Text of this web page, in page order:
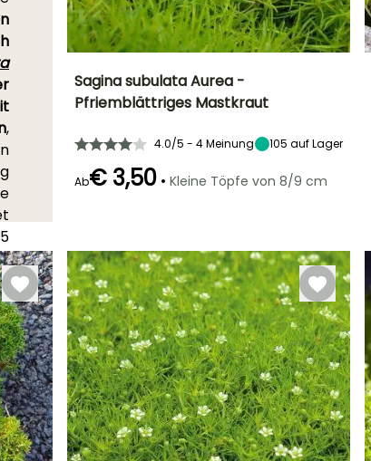
,
Schatten
März für Mai,
September für
Oktober
Sagina subulata Aurea -
Pfriemblättriges Mastkraut
4.0/5 - 4 Meinung 105 auf Lager
Ab€ 3,50 • Kleine Töpfe von 8/9 cm